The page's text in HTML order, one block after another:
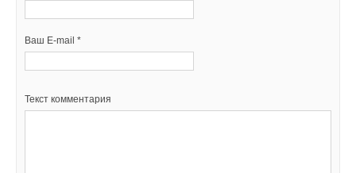
Ваш E-mail *
Текст комментария